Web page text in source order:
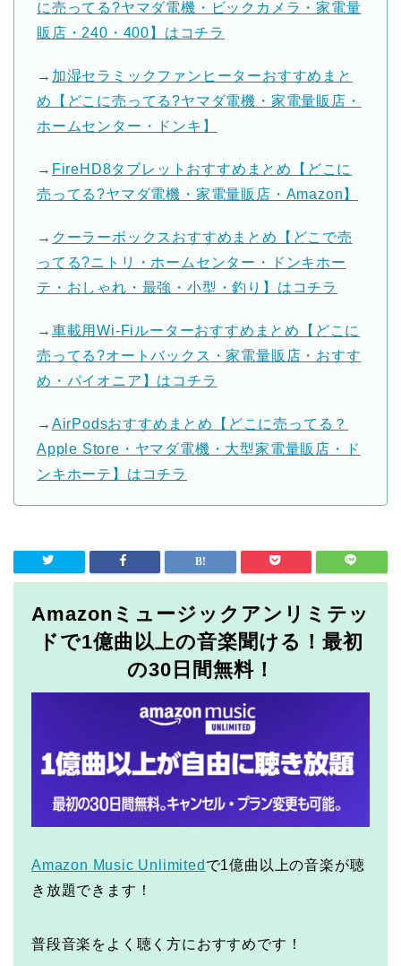
に売ってる?ヤマダ電機・ビックカメラ・家電量
販店・240・400】はコチラ
→ 加湿セラミックファンヒーターおすすめまと
め【どこに売ってる?ヤマダ電機・家電量販店・
ホームセンター・ドンキ】
→ FireHD8タブレットおすすめまとめ【どこに
売ってる?ヤマダ電機・家電量販店・Amazon】
→ クーラーボックスおすすめまとめ【どこで売
ってる?ニトリ・ホームセンター・ドンキホー
テ・おしゃれ・最強・小型・釣り】はコチラ
→ 車載用Wi-Fiルーターおすすめまとめ【どこに
売ってる?オートバックス・家電量販店・おすす
め・パイオニア】はコチラ
→ AirPodsおすすめまとめ【どこに売ってる？
Apple Store・ヤマダ電機・大型家電量販店・ド
ンキホーテ】はコチラ
Amazonミュージックアンリミテッ
ドで1億曲以上の音楽聞ける！最初
の30日間無料！
Amazon Music Unlimited で1億曲以上の音楽が聴
き放題できます！
普段音楽をよく聴く方におすすめです！